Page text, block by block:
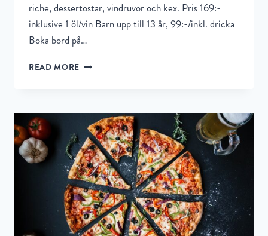
riche, dessertostar, vindruvor och kex. Pris 169:-
inklusive 1 öl/vin Barn upp till 13 år, 99:-/inkl. dricka
Boka bord på…
READ MORE